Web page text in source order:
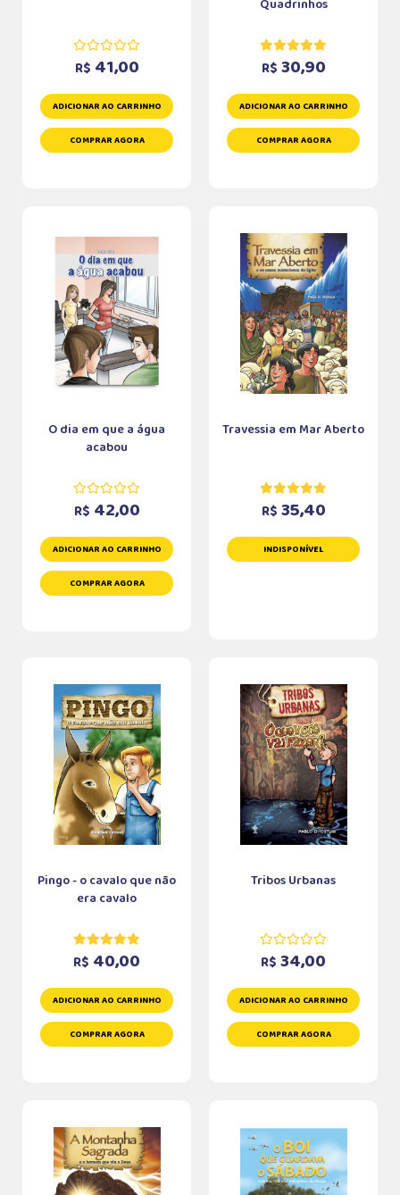
R$ 41,00
ADICIONAR AO CARRINHO
COMPRAR AGORA
Quadrinhos
R$ 30,90
ADICIONAR AO CARRINHO
COMPRAR AGORA
O dia em que a água
acabou
R$ 42,00
ADICIONAR AO CARRINHO
COMPRAR AGORA
Travessia em Mar Aberto
R$ 35,40
INDISPONÍVEL
Pingo - o cavalo que não
era cavalo
R$ 40,00
ADICIONAR AO CARRINHO
COMPRAR AGORA
Tribos Urbanas
R$ 34,00
ADICIONAR AO CARRINHO
COMPRAR AGORA